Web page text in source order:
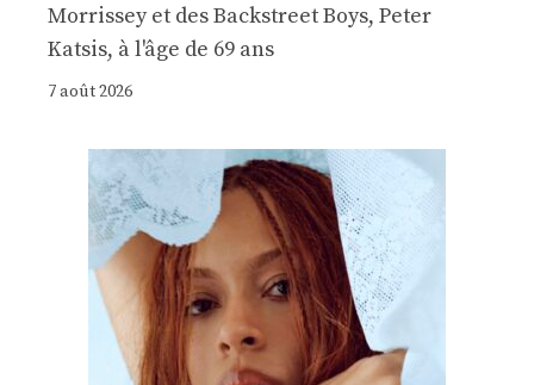
Morrissey et des Backstreet Boys, Peter
Katsis, à l'âge de 69 ans
7 août 2026